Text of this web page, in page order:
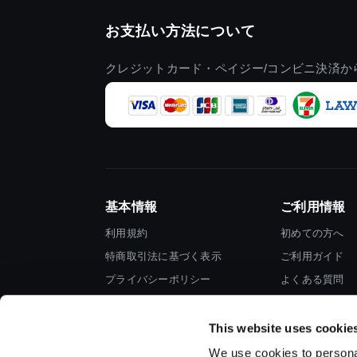
This website uses
We use cookies to
お支払い方法について
クレジットカード・ペイジー/コンビニ決済
基本情報
利用規約
特商取引法に基づく表示
プライバシーポリシー
ご利用情報
初めての方へ
ご利用ガイド
よくある質問